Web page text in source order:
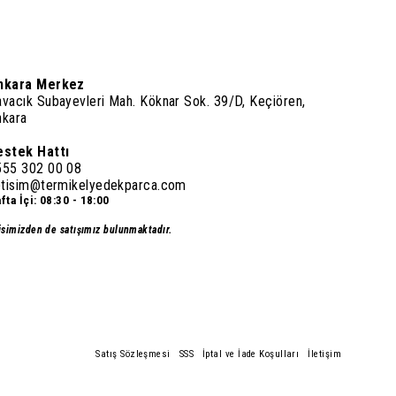
Merkez
Subayevleri Mah. Köknar Sok. 39/D, Keçiören,
Hattı
302 00 08
İçi: 08:30 - 18:00
de satışımız bulunmaktadır.
Satış Sözleşmesi SSS İptal ve İade Koşulları İletişim